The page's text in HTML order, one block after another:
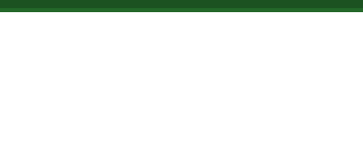
Skip to main content